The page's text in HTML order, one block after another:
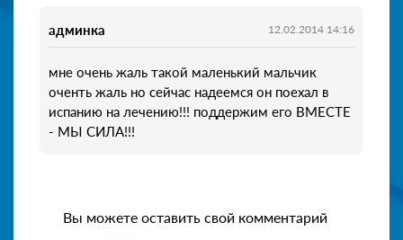
админка 12.02.2014 14:16
мне очень жаль такой маленький мальчик
оченть жаль но сейчас надеемся он поехал в
испанию на лечению!!! поддержим его ВМЕСТЕ
- МЫ СИЛА!!!
Вы можете оставить свой комментарий